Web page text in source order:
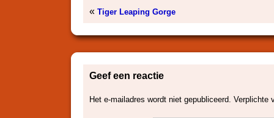
« Tiger Leaping Gorge
Geef een reactie
Het e-mailadres wordt niet gepubliceerd. Verplichte